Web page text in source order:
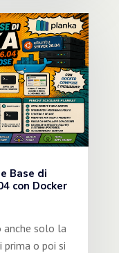
Base di
con Docker
solo la
o poi si